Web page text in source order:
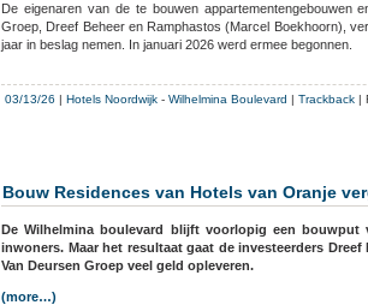
De eigenaren van de te bouwen appartementengebouwen
Groep, Dreef Beheer en Ramphastos (Marcel Boekhoorn),
jaar in beslag nemen. In januari 2026 werd ermee begonnen.
03/13/26 | Hotels Noordwijk - Wilhelmina Boulevard | Trackback |
Bouw Residences van Hotels van Oranje
De Wilhelmina boulevard blijft voorlopig een bouwput
inwoners. Maar het resultaat gaat de investeerders
Van Deursen Groep veel geld opleveren.
(more…)